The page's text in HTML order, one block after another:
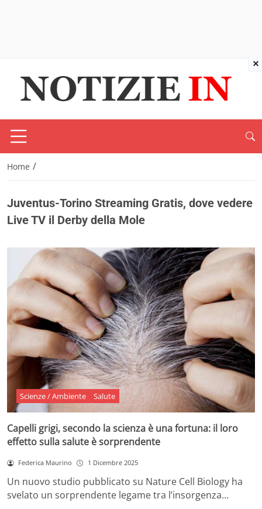
Home /
Juventus-Torino Streaming Gratis, dove vedere
Live TV il Derby della Mole
Scienze / Ambiente Salute
Capelli grigi, secondo la scienza è una fortuna: il loro
effetto sulla salute è sorprendente
Federica Maurino 1 Dicembre 2025
Un nuovo studio pubblicato su Nature Cell Biology ha
svelato un sorprendente legame tra l’insorgenza…
×